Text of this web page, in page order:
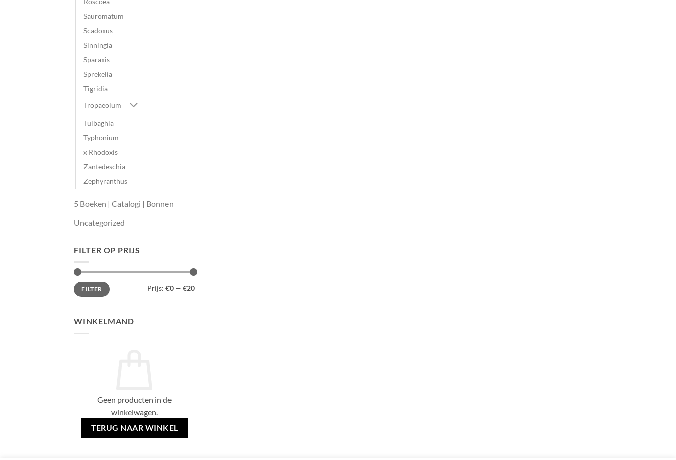
Sauromatum
Scadoxus
Sinningia
Sparaxis
Sprekelia
Tigridia
Tropaeolum
Tulbaghia
Typhonium
x Rhodoxis
Zantedeschia
Zephyranthus
5 Boeken | Catalogi | Bonnen
Uncategorized
FILTER OP PRIJS
Min.
prijs
Max.
prijsFILTER Prijs: €0 — €20
WINKELMAND
Geen producten in de
winkelwagen.
TERUG NAAR WINKEL